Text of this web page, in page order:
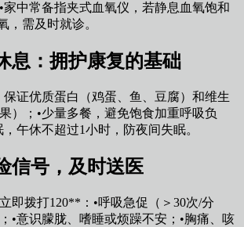
家中常备指夹式血氧仪，若静息血氧饱和
，需及时就诊。
息：拥护康复的基础
保证优质蛋白（鸡蛋、鱼、豆腐）和维生
）；•少量多餐，避免饱食加重呼吸负
午休不超过1小时，防夜间失眠。
信号，及时送医
即拨打120**：•呼吸急促（＞30次/分
•意识朦胧、嗜睡或烦躁不安；•胸痛、咳